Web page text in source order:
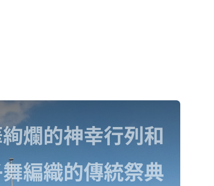
爛的神幸行列和
編織的傳統祭典